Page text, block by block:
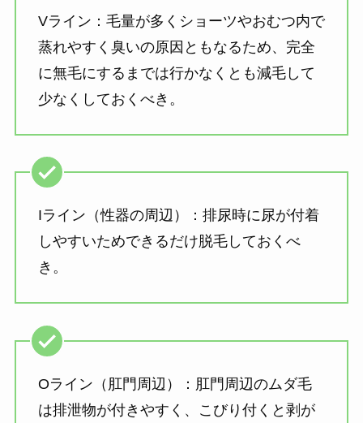
Vライン：毛量が多くショーツやおむつ内で
蒸れやすく臭いの原因ともなるため、完全
に無毛にするまでは行かなくとも減毛して
少なくしておくべき。
Iライン（性器の周辺）：排尿時に尿が付着
しやすいためできるだけ脱毛しておくべ
き。
Oライン（肛門周辺）：肛門周辺のムダ毛
は排泄物が付きやすく、こびり付くと剥が